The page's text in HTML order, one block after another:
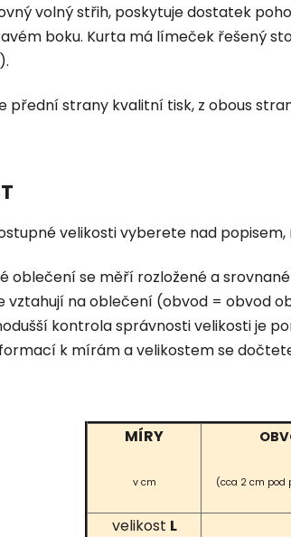
volný střih, poskytuje dostatek
boku. Kurta má límeček řešený
přední strany kvalitní tisk, z obous
velikosti vyberete nad
oblečení se měří rozložené a
vztahují na oblečení (obvod = obvod
kontrola správnosti velikosti je
k mírám a velikostem se
MÍRY
v cm (cca 2 cm pod
velikost L